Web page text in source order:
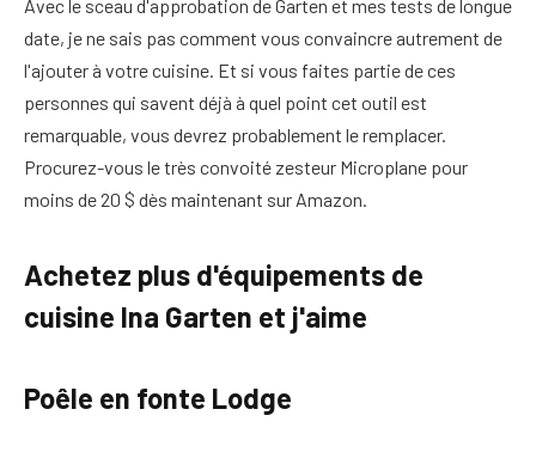
Avec le sceau d'approbation de Garten et mes tests de longue
date, je ne sais pas comment vous convaincre autrement de
l'ajouter à votre cuisine. Et si vous faites partie de ces
personnes qui savent déjà à quel point cet outil est
remarquable, vous devrez probablement le remplacer.
Procurez-vous le très convoité zesteur Microplane pour
moins de 20 $ dès maintenant sur Amazon.
Achetez plus d'équipements de
cuisine Ina Garten et j'aime
Poêle en fonte Lodge